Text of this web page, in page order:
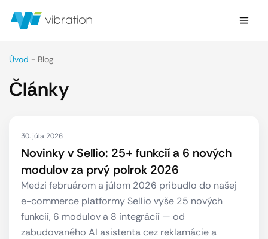
Úvod - Blog
Články
30. júla 2026
Novinky v Sellio: 25+ funkcií a 6 nových
modulov za prvý polrok 2026
Medzi februárom a júlom 2026 pribudlo do našej
e-commerce platformy Sellio vyše 25 nových
funkcií, 6 modulov a 8 integrácií — od
zabudovaného AI asistenta cez reklamácie a